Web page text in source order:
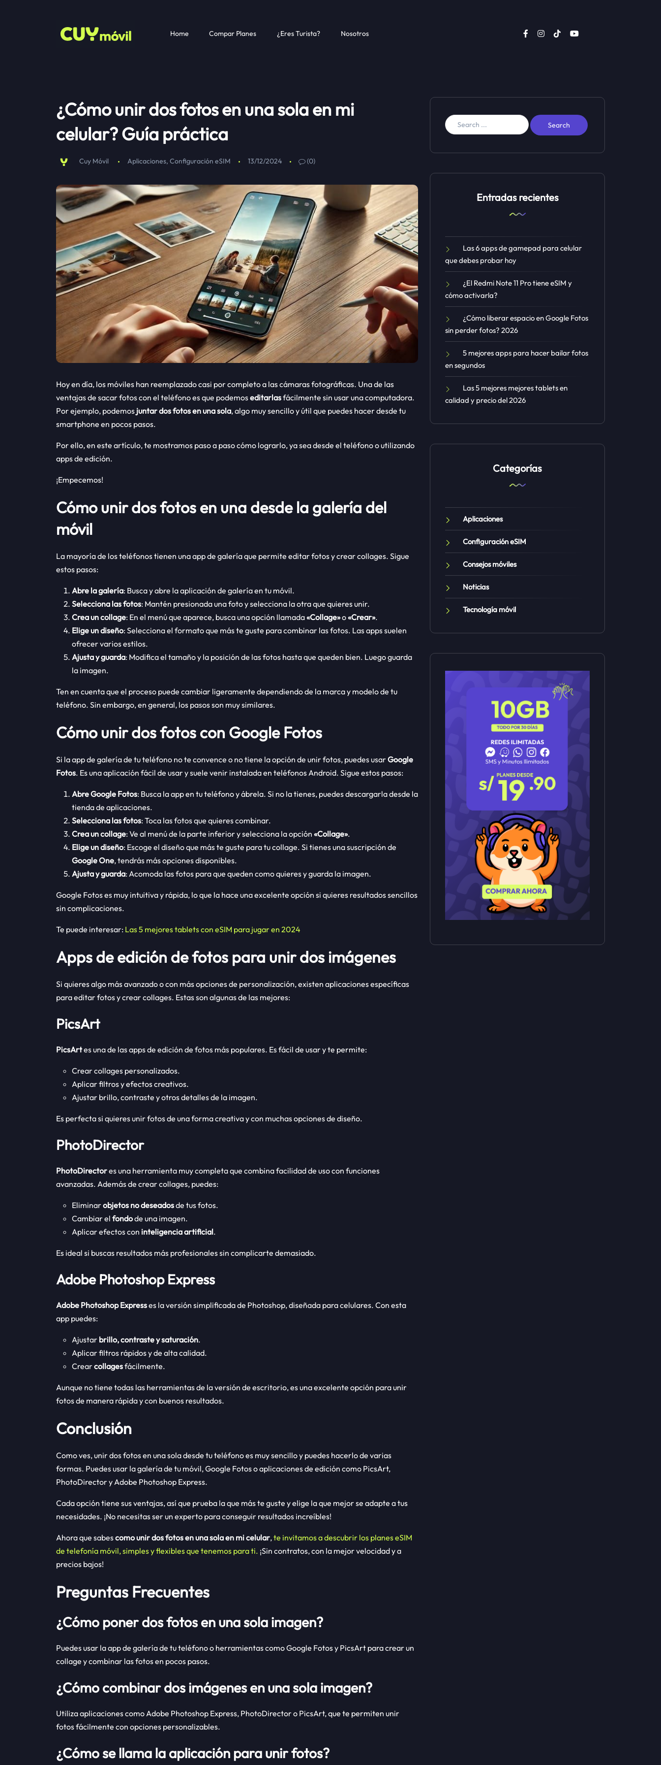
Home Compar Planes ¿Eres Turista? Nosotros
¿Cómo unir dos fotos en una sola en mi
celular? Guía práctica
Cuy Móvil Aplicaciones, Configuración eSIM 13/12/2024 (0)
Hoy en día, los móviles han reemplazado casi por completo a las cámaras fotográficas. Una de las
ventajas de sacar fotos con el teléfono es que podemoseditarlasfácilmente sin usar una computadora.
Por ejemplo, podemos juntar dos fotos en una sola, algo muy sencillo y útil que puedes hacer desde tu
smartphone en pocos pasos.
Por ello, en este artículo, te mostramos paso a paso cómo lograrlo, ya sea desde el teléfono o utilizando
apps de edición.
¡Empecemos!
Cómo unir dos fotos en una desde la galería del
móvil
La mayoría de los teléfonos tienen una app de galería que permite editar fotos y crear collages. Sigue
estos pasos:
Abre la galería: Busca y abre la aplicación de galería en tu móvil.
Selecciona las fotos: Mantén presionada una foto y selecciona la otra que quieres unir.
Crea un collage: En el menú que aparece, busca una opción llamada«Collage»o«Crear».
Elige un diseño: Selecciona el formato que más te guste para combinar las fotos. Las apps suelen
ofrecer varios estilos.
Ajusta y guarda: Modifica el tamaño y la posición de las fotos hasta que queden bien. Luego guarda
la imagen.
Ten en cuenta que el proceso puede cambiar ligeramente dependiendo de la marca y modelo de tu
teléfono. Sin embargo, en general, los pasos son muy similares.
Cómo unir dos fotos con Google Fotos
Si la app de galería de tu teléfono no te convence o no tiene la opción de unir fotos, puedes usarGoogle
Fotos. Es una aplicación fácil de usar y suele venir instalada en teléfonos Android. Sigue estos pasos:
Abre Google Fotos: Busca la app en tu teléfono y ábrela. Si no la tienes, puedes descargarla desde la
tienda de aplicaciones.
Selecciona las fotos: Toca las fotos que quieres combinar.
Crea un collage: Ve al menú de la parte inferior y selecciona la opción «Collage».
Elige un diseño: Escoge el diseño que más te guste para tu collage. Si tienes una suscripción de
Google One, tendrás más opciones disponibles.
Ajusta y guarda: Acomoda las fotos para que queden como quieres y guarda la imagen.
Google Fotos es muy intuitiva y rápida, lo que la hace una excelente opción si quieres resultados sencillos
sin complicaciones.
Te puede interesar: Las 5 mejores tablets con eSIM para jugar en 2024
Apps de edición de fotos para unir dos imágenes
Si quieres algo más avanzado o con más opciones de personalización, existen aplicaciones específicas
para editar fotos y crear collages. Estas son algunas de las mejores:
PicsArt
PicsArtes una de las apps de edición de fotos más populares. Es fácil de usar y te permite:
Crear collages personalizados.
Aplicar filtros y efectos creativos.
Ajustar brillo, contraste y otros detalles de la imagen.
Es perfecta si quieres unir fotos de una forma creativa y con muchas opciones de diseño.
PhotoDirector
PhotoDirectores una herramienta muy completa que combina facilidad de uso con funciones
avanzadas. Además de crear collages, puedes:
Eliminarobjetos no deseadosde tus fotos.
Cambiar el fondode una imagen.
Aplicar efectos con inteligencia artificial.
Es ideal si buscas resultados más profesionales sin complicarte demasiado.
Adobe Photoshop Express
Adobe Photoshop Expresses la versión simplificada de Photoshop, diseñada para celulares. Con esta
app puedes:
Ajustar brillo, contraste y saturación.
Aplicar filtros rápidos y de alta calidad.
Crearcollagesfácilmente.
Aunque no tiene todas las herramientas de la versión de escritorio, es una excelente opción para unir
fotos de manera rápida y con buenos resultados.
Conclusión
Como ves, unir dos fotos en una sola desde tu teléfono es muy sencillo y puedes hacerlo de varias
formas. Puedes usar la galería de tu móvil, Google Fotos o aplicaciones de edición como PicsArt,
PhotoDirector y Adobe Photoshop Express.
Cada opción tiene sus ventajas, así que prueba la que más te guste y elige la que mejor se adapte a tus
necesidades. ¡No necesitas ser un experto para conseguir resultados increíbles!
Ahora que sabescomo unir dos fotos en una sola en mi celular,te invitamos a descubrir los planes eSIM
de telefonía móvil, simples y flexibles que tenemos para ti. ¡Sin contratos, con la mejor velocidad y a
precios bajos!
Preguntas Frecuentes
¿Cómo poner dos fotos en una sola imagen?
Puedes usar la app de galería de tu teléfono o herramientas como Google Fotos y PicsArt para crear un
collage y combinar las fotos en pocos pasos.
¿Cómo combinar dos imágenes en una sola imagen?
Utiliza aplicaciones como Adobe Photoshop Express, PhotoDirector o PicsArt, que te permiten unir
fotos fácilmente con opciones personalizables.
¿Cómo se llama la aplicación para unir fotos?
Entradas recientes
Las 6 apps de gamepad para celular
que debes probar hoy
¿El Redmi Note 11 Pro tiene eSIM y
cómo activarla?
¿Cómo liberar espacio en Google Fotos
sin perder fotos? 2026
5 mejores apps para hacer bailar fotos
en segundos
Las 5 mejores mejores tablets en
calidad y precio del 2026
Categorías
Aplicaciones
Configuración eSIM
Consejos móviles
Noticias
Tecnología móvil